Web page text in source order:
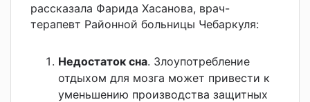
рассказала Фарида Хасанова, врач-
терапевт Районной больницы Чебаркуля:
Недостаток сна. Злоупотребление
отдыхом для мозга может привести к
уменьшению производства защитных